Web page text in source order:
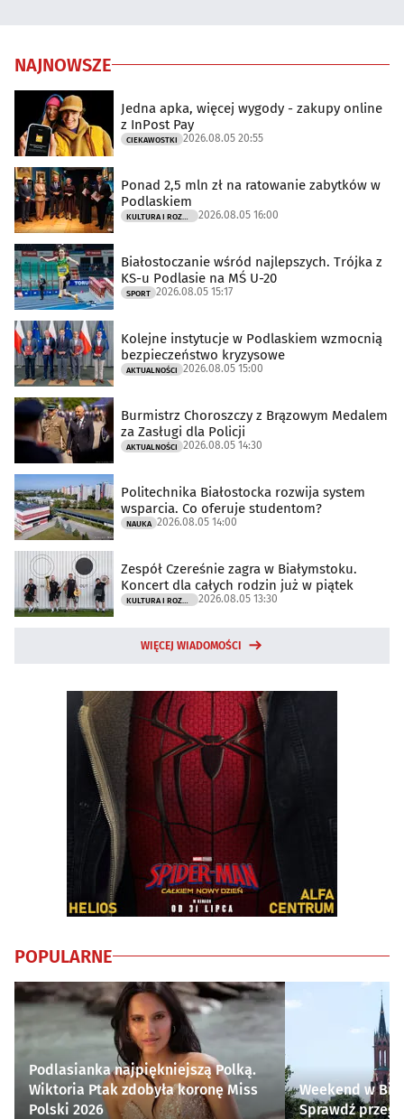
NAJNOWSZE
Jedna apka, więcej wygody - zakupy online
z InPost Pay
CIEKAWOSTKI 2026.08.05 20:55
Ponad 2,5 mln zł na ratowanie zabytków w
Podlaskiem
KULTURA I ROZRYWKA 2026.08.05 16:00
Białostoczanie wśród najlepszych. Trójka z
KS-u Podlasie na MŚ U-20
SPORT 2026.08.05 15:17
Kolejne instytucje w Podlaskiem wzmocnią
bezpieczeństwo kryzysowe
AKTUALNOŚCI 2026.08.05 15:00
Burmistrz Choroszczy z Brązowym Medalem
za Zasługi dla Policji
AKTUALNOŚCI 2026.08.05 14:30
Politechnika Białostocka rozwija system
wsparcia. Co oferuje studentom?
NAUKA 2026.08.05 14:00
Zespół Czereśnie zagra w Białymstoku.
Koncert dla całych rodzin już w piątek
KULTURA I ROZRYWKA 2026.08.05 13:30
WIĘCEJ WIADOMOŚCI
POPULARNE
Podlasianka najpiękniejszą Polką.
Wiktoria Ptak zdobyła koronę Miss
Polski 2026
Weekend w
Sprawdź